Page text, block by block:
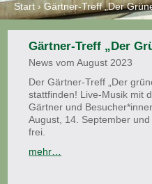
Start ›Gärtner-Treff „Der
Gärtner-Treff „Der
News vom August 2023
Der Gärtner-Treff „Der
stattfinden! Live-Musik mit
Gärtner und
August, 14. September
frei.
mehr…